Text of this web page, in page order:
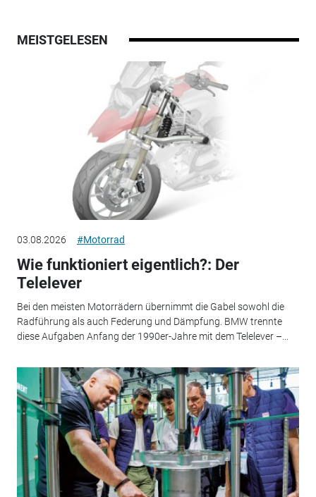
MEISTGELESEN
03.08.2026 #Motorrad
Wie funktioniert eigentlich?: Der
Telelever
Bei den meisten Motorrädern übernimmt die Gabel sowohl die
Radführung als auch Federung und Dämpfung. BMW trennte
diese Aufgaben Anfang der 1990er-Jahre mit dem Telelever –...